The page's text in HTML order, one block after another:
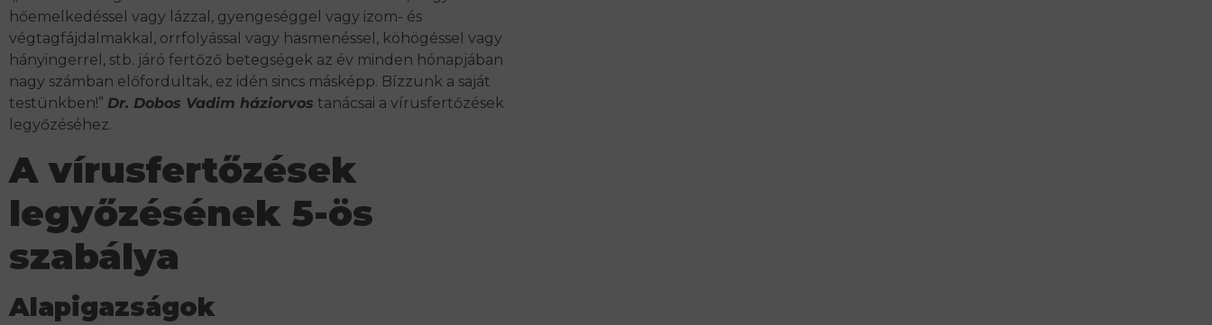
hőemelkedéssel vagy lázzal, gyengeséggel vagy izom- és
végtagfájdalmakkal, orrfolyással vagy hasmenéssel, köhögéssel vagy
hányingerrel, stb. járó fertőző betegségek az év minden hónapjában
nagy számban előfordultak, ez idén sincs másképp. Bízzunk a saját
testünkben!” Dr. Dobos Vadim háziorvos tanácsai a vírusfertőzések
legyőzéséhez.
A vírusfertőzések
legyőzésének 5-ös
szabálya
Alapigazságok